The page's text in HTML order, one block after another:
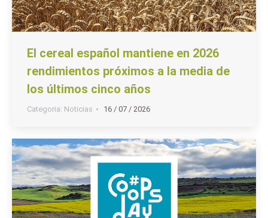
El cereal español mantiene en 2026
rendimientos próximos a la media de
los últimos cinco años
Categoria: Noticias 16 / 07 / 2026